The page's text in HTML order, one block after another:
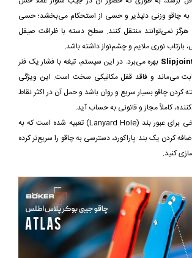
به چاقو وزنی دلپذیر و حسی از استحکام می‌بخشد؛ حسی
هرگز نمی‌توانند منتقل کنند. سطح دسته با ظرافت صیقل
بازتاب نوری ملایم و چشم‌نواز داشته باشد.
بهره می‌برد. در این سیستم، تیغه با فشار یک فنر
می‌ماند و فاقد قفل مکانیکی سخت است. این ویژگی
کردن چاقو بسیار سریع و روان باشد و حمل آن در اکثر نقاط
کاملاً مجاز و قانونی به حساب آید.
در انتهای دسته، سوراخی برای عبور بند (Lanyard Hole) تعبیه شده است که به
کردن یک بند پاراکورد، دسترسی به چاقو را سریع‌تر کرده
کنید.